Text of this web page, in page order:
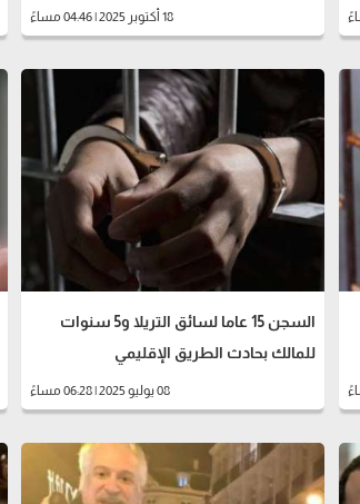
18 أكتوبر 2025 | 04:46 مساءً
السجن 15 عاما لسائق التريلا و5 سنوات
للمالك بحادث الطريق الإقليمي
08 يوليو 2025 | 06:28 مساءً